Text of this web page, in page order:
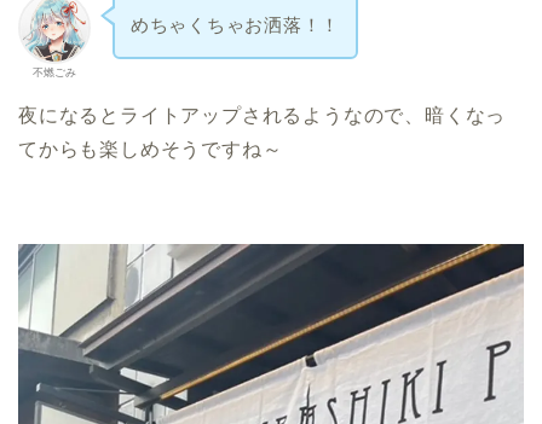
不燃ごみ
めちゃくちゃお洒落！！
夜になるとライトアップされるようなので、暗くなっ
てからも楽しめそうですね～